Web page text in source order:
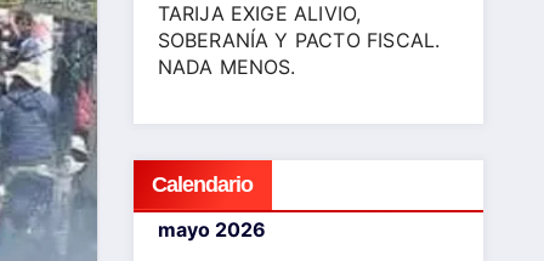
TARIJA EXIGE ALIVIO,
SOBERANÍA Y PACTO FISCAL.
NADA MENOS.
Calendario
mayo 2026